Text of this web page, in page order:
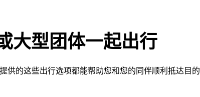
大型团体一起出行
供的这些出行选项都能帮助您和您的同伴顺利抵达目的